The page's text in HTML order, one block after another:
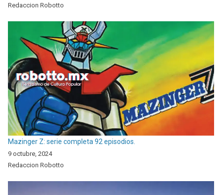
Redaccion Robotto
Mazinger Z: serie completa 92 episodios.
9 octubre, 2024
Redaccion Robotto